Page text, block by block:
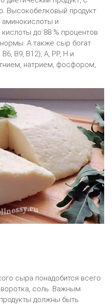
Высокобелковый продукт
и
до 88 % процентов
А также сыр богат
B9, B12), A, PP, H и
натрием, фосфором,
сыра понадобится всего
соль. Важным
должны быть